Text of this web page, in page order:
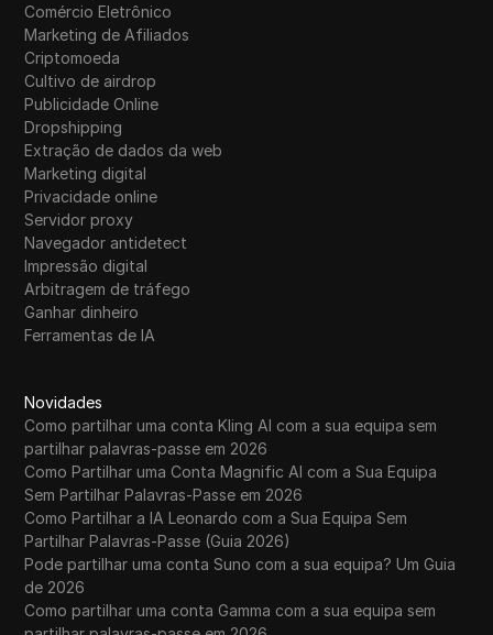
Comércio Eletrônico
Marketing de Afiliados
Criptomoeda
Cultivo de airdrop
Publicidade Online
Dropshipping
Extração de dados da web
Marketing digital
Privacidade online
Servidor proxy
Navegador antidetect
Impressão digital
Arbitragem de tráfego
Ganhar dinheiro
Ferramentas de IA
Novidades
Como partilhar uma conta Kling AI com a sua equipa sem
partilhar palavras-passe em 2026
Como Partilhar uma Conta Magnific AI com a Sua Equipa
Sem Partilhar Palavras-Passe em 2026
Como Partilhar a IA Leonardo com a Sua Equipa Sem
Partilhar Palavras-Passe (Guia 2026)
Pode partilhar uma conta Suno com a sua equipa? Um Guia
de 2026
Como partilhar uma conta Gamma com a sua equipa sem